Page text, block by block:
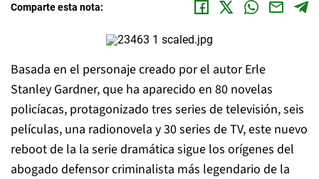
Comparte esta nota:
Basada en el personaje creado por el autor Erle
Stanley Gardner, que ha aparecido en 80 novelas
policíacas, protagonizado tres series de televisión, seis
películas, una radionovela y 30 series de TV, este nuevo
reboot de la la serie dramática sigue los orígenes del
abogado defensor criminalista más legendario de la